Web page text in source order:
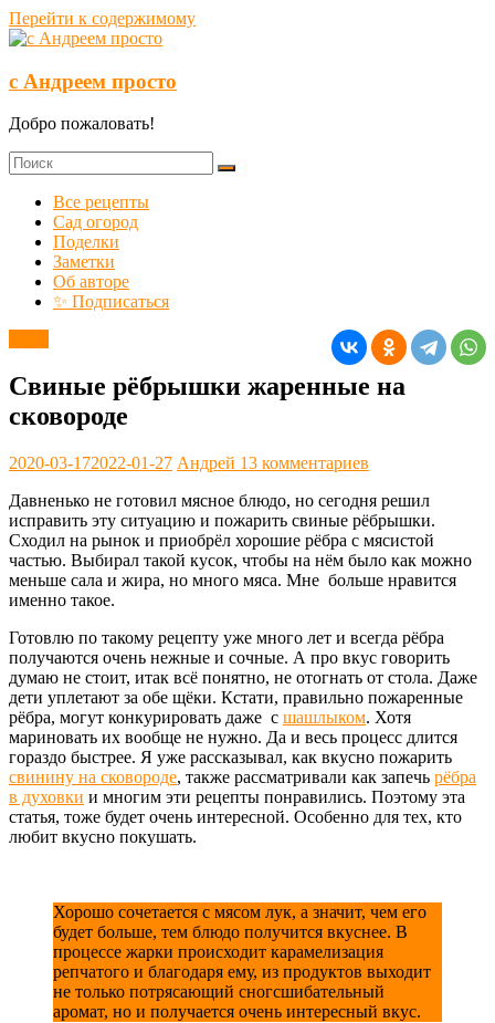
Перейти к содержимому
с Андреем просто
Добро пожаловать!
Все рецепты
Сад огород
Поделки
Заметки
Об авторе
✨ Подписаться
Свиные рёбрышки жаренные на
сковороде
2020-03-172022-01-27 Андрей 13 комментариев
Давненько не готовил мясное блюдо, но сегодня решил
исправить эту ситуацию и пожарить свиные рёбрышки.
Сходил на рынок и приобрёл хорошие рёбра с мясистой
частью. Выбирал такой кусок, чтобы на нём было как можно
меньше сала и жира, но много мяса. Мне больше нравится
именно такое.
Готовлю по такому рецепту уже много лет и всегда рёбра
получаются очень нежные и сочные. А про вкус говорить
думаю не стоит, итак всё понятно, не отогнать от стола. Даже
дети уплетают за обе щёки. Кстати, правильно пожаренные
рёбра, могут конкурировать даже с шашлыком. Хотя
мариновать их вообще не нужно. Да и весь процесс длится
гораздо быстрее. Я уже рассказывал, как вкусно пожарить
свинину на сковороде, также рассматривали как запечь рёбра
в духовки и многим эти рецепты понравились. Поэтому эта
статья, тоже будет очень интересной. Особенно для тех, кто
любит вкусно покушать.
Хорошо сочетается с мясом лук, а значит, чем его
будет больше, тем блюдо получится вкуснее. В
процессе жарки происходит карамелизация
репчатого и благодаря ему, из продуктов выходит
не только потрясающий сногсшибательный
аромат, но и получается очень интересный вкус.